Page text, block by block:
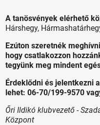
A tanösvények elérhető
Hárshegy,
Ezúton szeretnék
hogy csatlakozzon
tegyünk meg mindent
Érdeklődni és jelentkezni
lehet: 06-70/199-9570
Őri Ildikó klubvezető -
Központ